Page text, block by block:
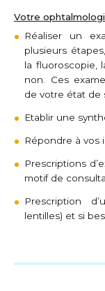
Votre
Réaliser un
plusieurs
la fluoroscopie,
non. Ces
de votre état de
Etablir une
Répondre à vos
Prescriptions
motif de
Prescription
lentilles) et si